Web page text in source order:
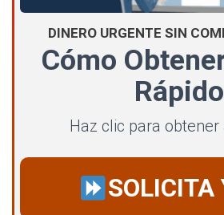
DINERO URGENTE SIN
Cómo
Rápido
Haz clic para obtener
SOLICITA